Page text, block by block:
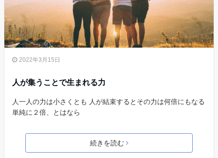
2022年3月15日
人が集うことで生まれる力
人一人の力は小さくとも 人が結束するとその力は何倍にもなる
単純に２倍、とはなら
続きを読む